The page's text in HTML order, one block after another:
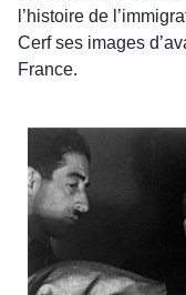
l’histoire de
Cerf ses images
France.